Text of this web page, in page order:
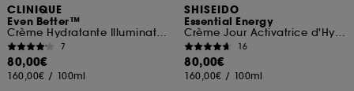
CLINIQUE
Even Better™
Crème Hydratante Illuminatrice SPF 20
7
80,00€
160,00€ / 100ml
SHISEIDO
Essential Energy
Crème Jour Activatrice d'Hydratation SPF20
16
80,00€
160,00€ / 100ml